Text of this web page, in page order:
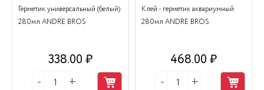
Герметик универсальный (белый)
280мл ANDRE BROS
338.00 ₽
Клей - герметик аквариумный
280мл ANDRE BROS
468.00 ₽